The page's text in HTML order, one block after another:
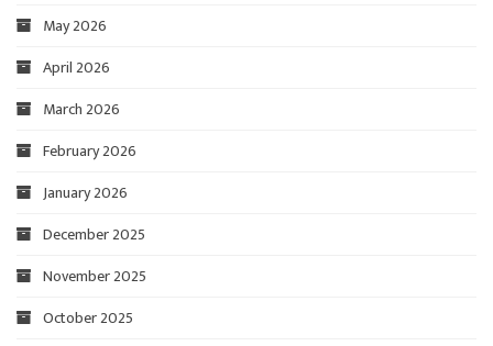
May 2026
April 2026
March 2026
February 2026
January 2026
December 2025
November 2025
October 2025